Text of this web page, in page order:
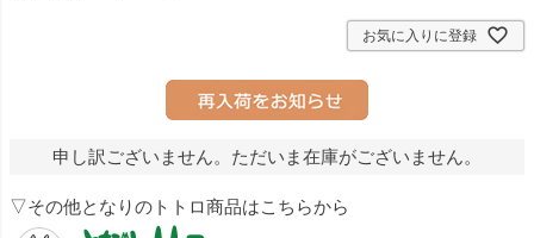
お気に入りに登録
申し訳ございません。ただいま在庫がございません。
▽その他となりのトトロ商品はこちらから